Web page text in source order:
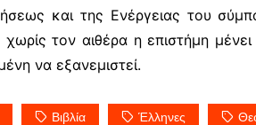
και της Ενέργειας του
τον αιθέρα η επιστή­μη
να εξανεμιστεί.
Βιβλία Έλληνες